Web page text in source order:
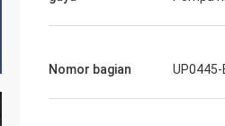
Nomor bagian UP0445-